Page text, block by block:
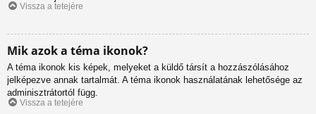
Vissza a tetejére
Mik azok a téma ikonok?
A téma ikonok kis képek, melyeket a küldő társít a hozzászólásához
jelképezve annak tartalmát. A téma ikonok használatának lehetősége az
adminisztrátortól függ.
Vissza a tetejére